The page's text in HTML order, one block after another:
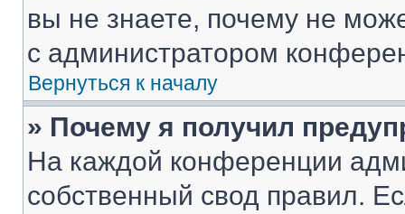
вы не знаете, почему не
с администратором
Вернуться к началу
» Почему я получил
На каждой конференции
собственный свод правил.